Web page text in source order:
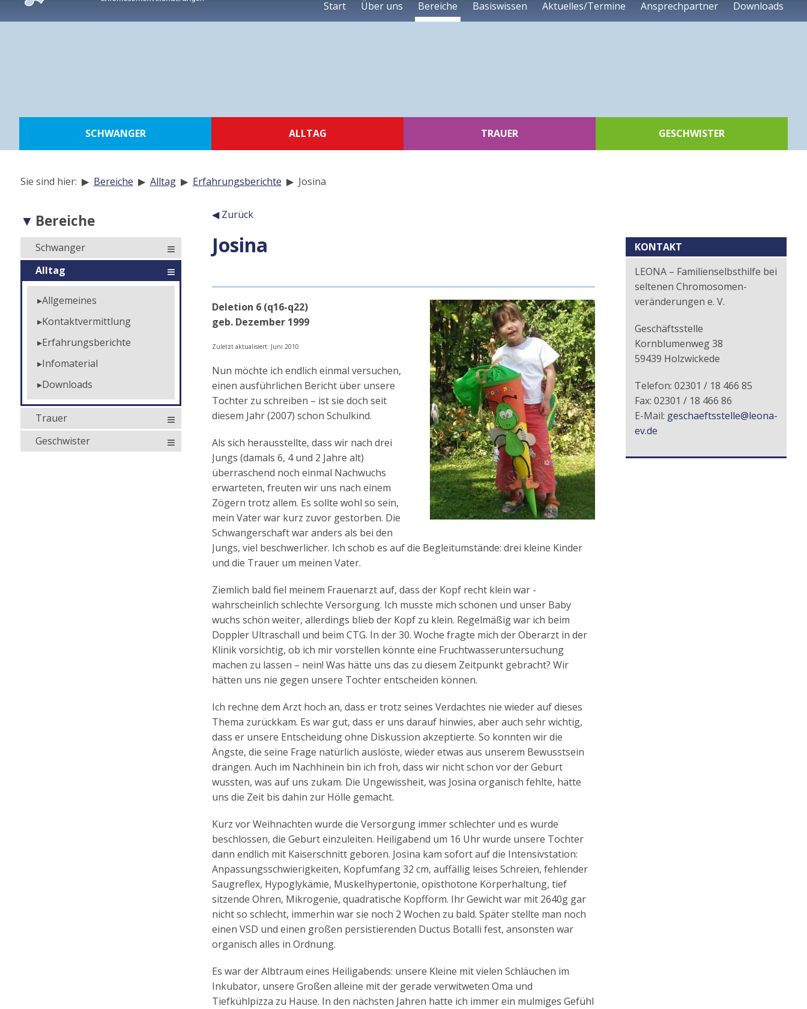
Navigationzum
Start Über uns Bereiche Basiswissen Aktuelles/Termine Ansprechpartner Downloads
SCHWANGER ALLTAG TRAUER GESCHWISTER
Sie sind hier: ▶ Bereiche ▶ Alltag▶ Erfahrungsberichte ▶ Josina
Navigation
der
Unterseiten
Bereiche
Schwanger
Alltag
Allgemeines
Kontaktvermittlung
Erfahrungsberichte
Infomaterial
Downloads
Trauer
Geschwister
◀ Zurück
Inhalt
Josina
Deletion 6 (q16-q22)
geb. Dezember 1999
Zuletzt aktualisiert: Juni 2010
Nun möchte ich endlich einmal versuchen,
einen ausführlichen Bericht über unsere
Tochter zu schreiben – ist sie doch seit
diesem Jahr (2007) schon Schulkind.
Als sich herausstellte, dass wir nach drei
Jungs (damals 6, 4 und 2 Jahre alt)
überraschend noch einmal Nachwuchs
erwarteten, freuten wir uns nach einem
Zögern trotz allem. Es sollte wohl so sein,
mein Vater war kurz zuvor gestorben. Die
Schwangerschaft war anders als bei den
Jungs, viel beschwerlicher. Ich schob es auf die Begleitumstände: drei kleine Kinder
und die Trauer um meinen Vater.
Ziemlich bald fiel meinem Frauenarzt auf, dass der Kopf recht klein war -
wahrscheinlich schlechte Versorgung. Ich musste mich schonen und unser Baby
wuchs schön weiter, allerdings blieb der Kopf zu klein. Regelmäßig war ich beim
Doppler Ultraschall und beim CTG. In der 30. Woche fragte mich der Oberarzt in der
Klinik vorsichtig, ob ich mir vorstellen könnte eine Fruchtwasseruntersuchung
machen zu lassen – nein! Was hätte uns das zu diesem Zeitpunkt gebracht? Wir
hätten uns nie gegen unsere Tochter entscheiden können.
Ich rechne dem Arzt hoch an, dass er trotz seines Verdachtes nie wieder auf dieses
Thema zurückkam. Es war gut, dass er uns darauf hinwies, aber auch sehr wichtig,
dass er unsere Entscheidung ohne Diskussion akzeptierte. So konnten wir die
Ängste, die seine Frage natürlich auslöste, wieder etwas aus unserem Bewusstsein
drängen. Auch im Nachhinein bin ich froh, dass wir nicht schon vor der Geburt
wussten, was auf uns zukam. Die Ungewissheit, was Josina organisch fehlte, hätte
uns die Zeit bis dahin zur Hölle gemacht.
Kurz vor Weihnachten wurde die Versorgung immer schlechter und es wurde
beschlossen, die Geburt einzuleiten. Heiligabend um 16 Uhr wurde unsere Tochter
dann endlich mit Kaiserschnitt geboren. Josina kam sofort auf die Intensivstation:
Anpassungsschwierigkeiten, Kopfumfang 32 cm, auffällig leises Schreien, fehlender
Saugreflex, Hypoglykämie, Muskelhypertonie, opisthotone Körperhaltung, tief
sitzende Ohren, Mikrogenie, quadratische Kopfform. Ihr Gewicht war mit 2640g gar
nicht so schlecht, immerhin war sie noch 2 Wochen zu bald. Später stellte man noch
einen VSD und einen großen persistierenden Ductus Botalli fest, ansonsten war
organisch alles in Ordnung.
Es war der Albtraum eines Heiligabends: unsere Kleine mit vielen Schläuchen im
Inkubator, unsere Großen alleine mit der gerade verwitweten Oma und
Tiefkühlpizza zu Hause. In den nächsten Jahren hatte ich immer ein mulmiges Gefühl
Kontext
KONTAKT
LEONA – Familienselbsthilfe bei
seltenen Chromosomen-
veränderungen e. V.
Geschäftsstelle
Kornblumenweg 38
59439 Holzwickede
Telefon: 02301 / 18 466 85
Fax: 02301 / 18 466 86
E-Mail: geschaeftsstelle@leona-
ev.de